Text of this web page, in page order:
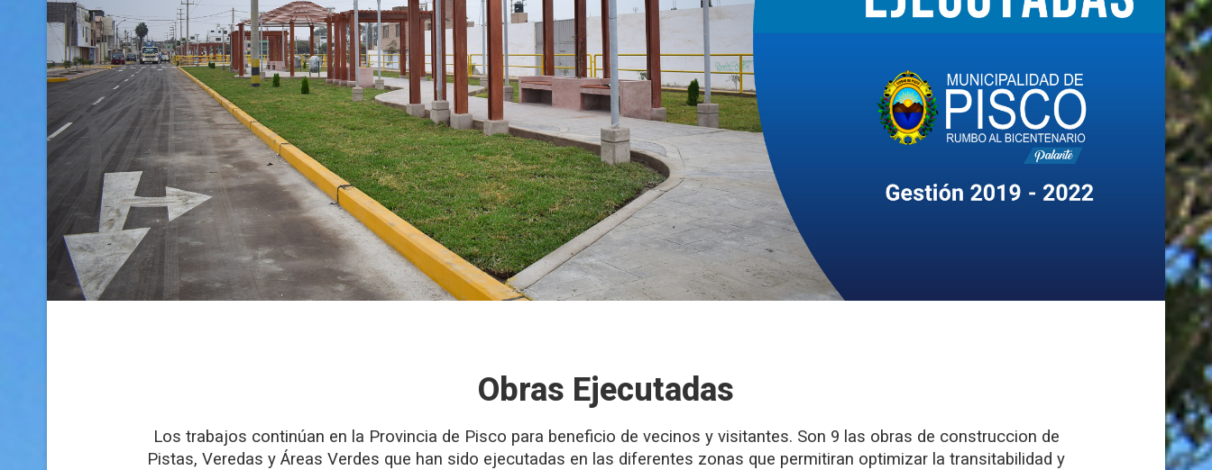
Obras Ejecutadas
Los trabajos continúan en la Provincia de Pisco para beneficio de vecinos y visitantes. Son 9 las obras de construccion de
Pistas, Veredas y Áreas Verdes que han sido ejecutadas en las diferentes zonas que permitiran optimizar la transitabilidad y